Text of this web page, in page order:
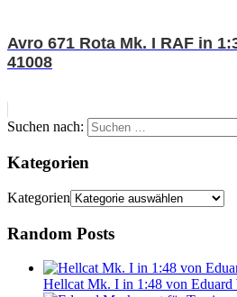
Avro 671 Rota Mk. I RAF in
41008
Suchen nach:
Kategorien
Kategorien
Random Posts
Hellcat Mk. I in 1:48 von